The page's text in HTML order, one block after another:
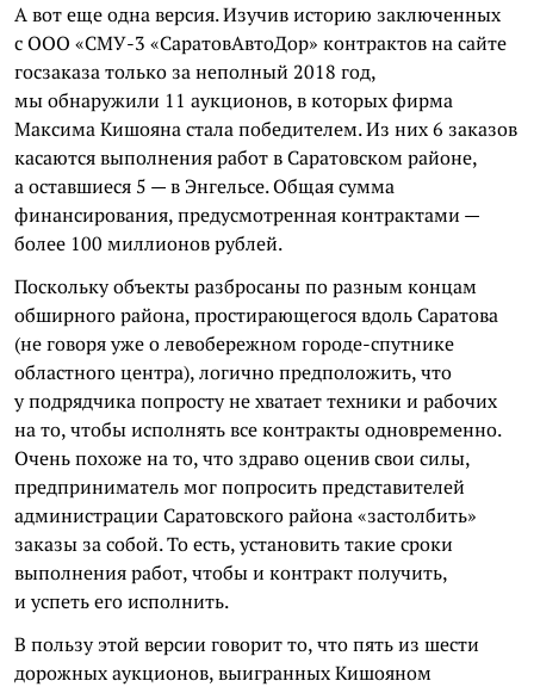
А вот еще одна версия. Изучив историю заключенных
с ООО «СМУ-3 «СаратовАвтоДор» контрактов на сайте
госзаказа только за неполный 2018 год,
мы обнаружили 11 аукционов, в которых фирма
МаксимаКишоянастала победителем. Из них 6 заказов
касаются выполнения работ в Саратовском районе,
а оставшиеся 5 — в Энгельсе. Общая сумма
финансирования, предусмотренная контрактами —
более 100 миллионов рублей.
Поскольку объекты разбросаны по разным концам
обширного района, простирающегося вдоль Саратова
(не говоря уже о левобережном городе-спутнике
областного центра), логично предположить, что
у подрядчика попросту не хватает техники и рабочих
на то, чтобы исполнять все контракты одновременно.
Очень похоже на то, что здраво оценив свои силы,
предприниматель мог попросить представителей
администрации Саратовского района «застолбить»
заказы за собой. То есть, установить такие сроки
выполнения работ, чтобы и контракт получить,
и успеть его исполнить.
В пользу этой версии говорит то, что пять из шести
дорожных аукционов, выигранныхКишояном